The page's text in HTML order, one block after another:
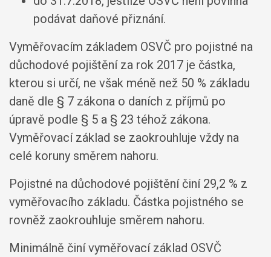
podávat daňové přiznání.
Vyměřovacím základem OSVČ pro pojistné na
důchodové pojištění za rok 2017 je částka,
kterou si určí, ne však méně než 50 % základu
daně dle § 7 zákona o daních z příjmů po
úpravě podle § 5 a § 23 téhož zákona.
Vyměřovací základ se zaokrouhluje vždy na
celé koruny směrem nahoru.
Pojistné na důchodové pojištění činí 29,2 % z
vyměřovacího základu. Částka pojistného se
rovněž zaokrouhluje směrem nahoru.
Minimálně činí vyměřovací základ OSVČ